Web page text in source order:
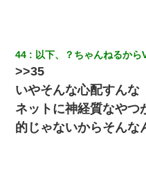
44 以下、？ちゃんねるか
>>35
いやそんな心配すんな
ネットに神経質なやつ
的じゃないからそんな